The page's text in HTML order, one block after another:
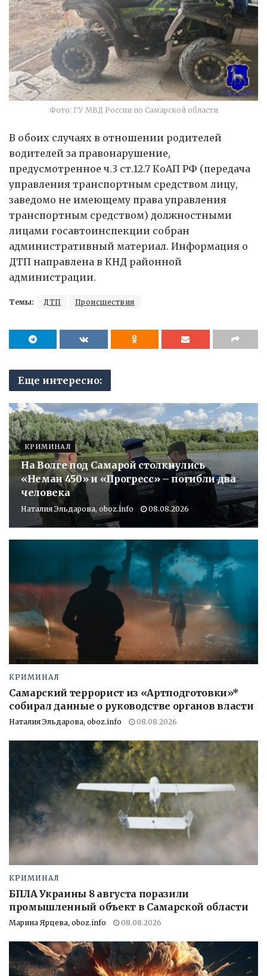
Фото: ГУ МВД России по Самарской области
В обоих случаях в отношении родителей
водителей за правонарушение,
предусмотренное ч.3 ст.12.7 КоАП РФ (передача
управления транспортным средством лицу,
заведомо не имеющему права управления
транспортным средством) должностными
лицами госавтоинспекции собран
административный материал. Информация о
ДТП направлена в КНД районной
администрации.
Темы: ДТП Происшествия
Еще интересно:
КРИМИНАЛ
На Волге под Самарой столкнулись
«Неман 450» и «Прогресс» – погибли два
человека
Наталия Эльдарова, oboz.info 08.08.2026
КРИМИНАЛ
Самарский террорист из «Артподготовки»*
собирал данные о руководстве органов власти
Наталия Эльдарова, oboz.info 08.08.2026
КРИМИНАЛ
БПЛА Украины 8 августа поразили
промышленный объект в Самарской области
Марина Ярцева, oboz.info 08.08.2026